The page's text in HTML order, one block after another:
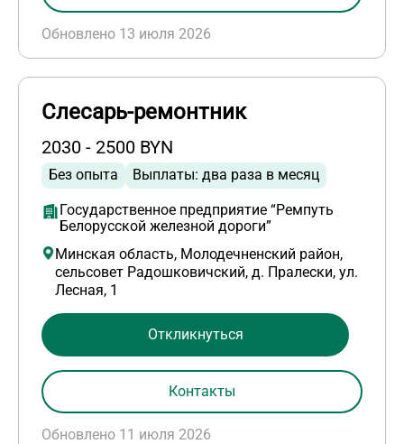
Обновлено 13 июля 2026
Слесарь-ремонтник
2030 - 2500 BYN
Без опыта Выплаты: два раза в месяц
Государственное предприятие “Ремпуть
Белорусской железной дороги”
Минская область, Молодечненский район,
сельсовет Радошковичский, д. Пралески, ул.
Лесная, 1
Обновлено 11 июля 2026
Откликнуться
Контакты